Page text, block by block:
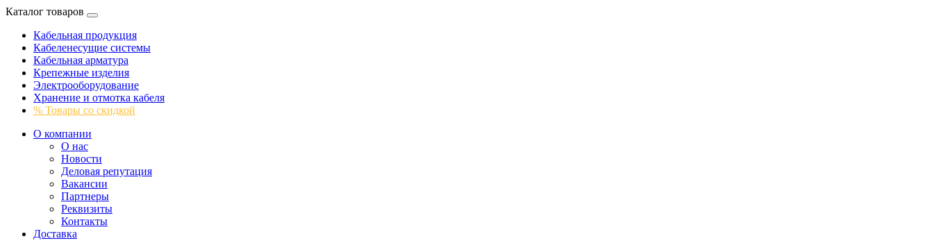
Каталог товаров
Кабельная продукция
Кабеленесущие системы
Кабельная арматура
Крепежные изделия
Электрооборудование
Хранение и отмотка кабеля
% Товары со скидкой
О компании
О нас
Новости
Деловая репутация
Вакансии
Партнеры
Реквизиты
Контакты
Доставка